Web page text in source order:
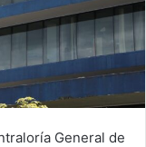
General de